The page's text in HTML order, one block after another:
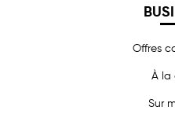
Offres
À la
Sur